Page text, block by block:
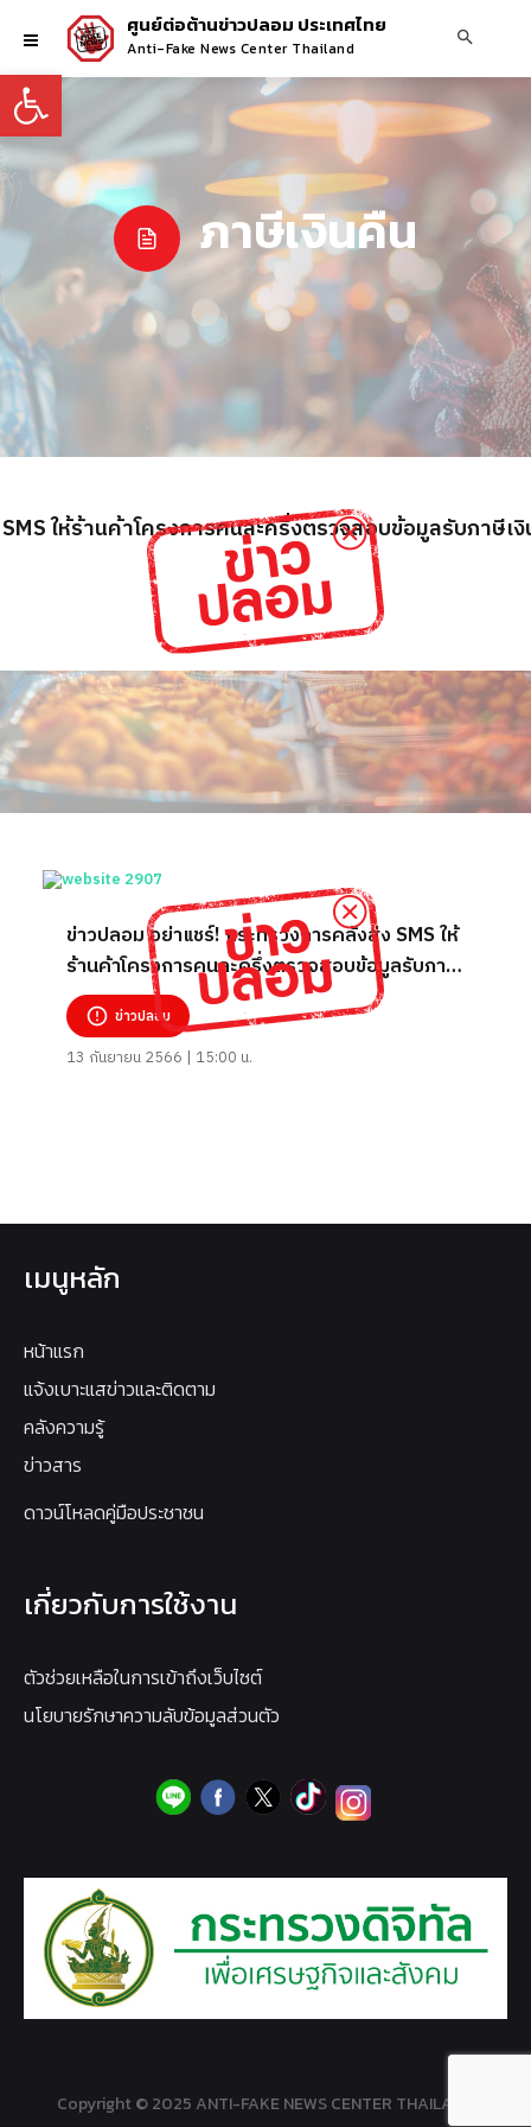
Open toolbar
ศูนย์ต่อต้านข่าวปลอม ประเทศไทย
Anti-Fake News Center Thailand
ภาษีเงินคืน
ให้ร้านค้าโครงการคนละครึ่งตรวจสอบข้อมูลรับภาษีเ
ข่าวปลอม อย่าแชร์! กระทรวงการคลังส่ง SMS ให้
ร้านค้าโครงการคนละครึ่งตรวจสอบข้อมูลรับภาษี
เงินคืนผ่านลิงก์
ข่าวปลอม
13 กันยายน 2566 | 15:00 น.
เมนูหลัก
หน้าแรก
แจ้งเบาะแสข่าวและติดตาม
คลังความรู้
ข่าวสาร
ดาวน์โหลดคู่มือประชาชน
เกี่ยวกับการใช้งาน
ตัวช่วยเหลือในการเข้าถึงเว็บไซต์
นโยบายรักษาความลับข้อมูลส่วนตัว
Copyright © 2025 ANTI-FAKE NEWS CENTER THAILAND